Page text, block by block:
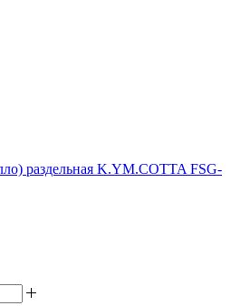
раздельная K.YM.COTTA FSG-